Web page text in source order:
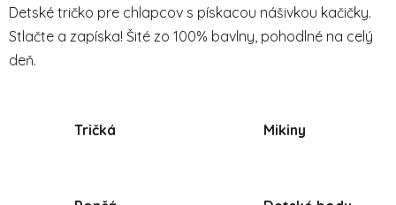
Detské tričko pre chlapcov s pískacou nášivkou kačičky.
Stlačte a zapíska! Šité zo 100% bavlny, pohodlné na celý
deň.
Tričká Mikiny